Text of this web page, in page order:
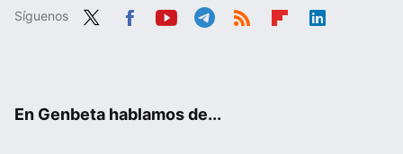
Síguenos
En Genbeta hablamos de...